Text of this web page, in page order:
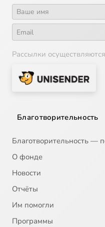
Рассылки
Благотворительность
Благотворительность —
О фонде
Новости
Отчёты
Им помогли
Программы